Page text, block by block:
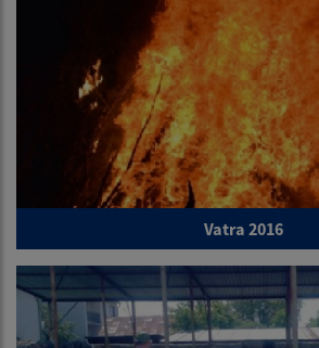
Vatra 2016